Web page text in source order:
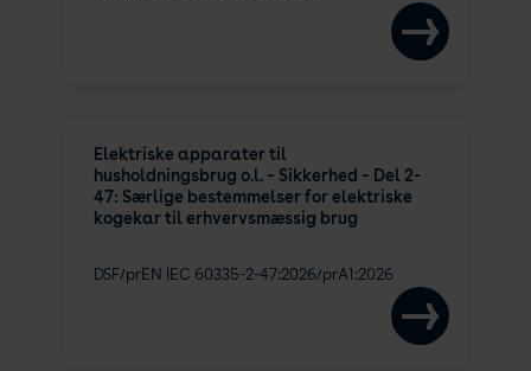
Elektriske apparater til
husholdningsbrug o.l. – Sikkerhed – Del 2-
47: Særlige bestemmelser for elektriske
kogekar til erhvervsmæssig brug
DSF/prEN IEC 60335-2-47:2026/prA1:2026